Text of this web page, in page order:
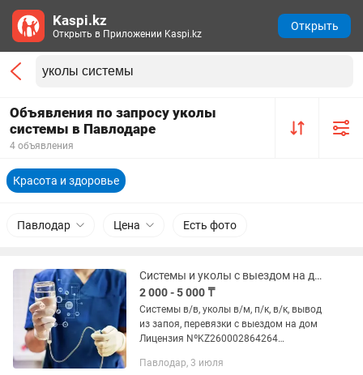
Объявления по запросу уколы
системы в Павлодаре
4 объявления
Красота и здоровье
Павлодар Цена Есть фото
Системы и уколы с выездом на дом
2 000 - 5 000 ₸
Системы в/в, уколы в/м, п/к, в/к, вывод
из запоя, перевязки с выездом на дом
Лицензия NºKZ260002864264
учреждение "Департамент Комитета
Павлодар, 3 июля
Kaspi.kz
Открыть в Приложении Kaspi.kz
Открыть